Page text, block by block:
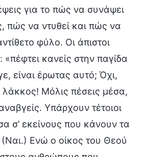
για το πώς να συνάψει
πώς να ντυθεί και πώς να
φύλο. Οι άπιστοι
κανείς στην παγίδα
είναι έρωτας αυτό; Όχι,
λάκκος! Μόλις πέσεις μέσα,
Υπάρχουν τέτοιοι
σ’ εκείνους που κάνουν τα
Ενώ ο οίκος του Θεού